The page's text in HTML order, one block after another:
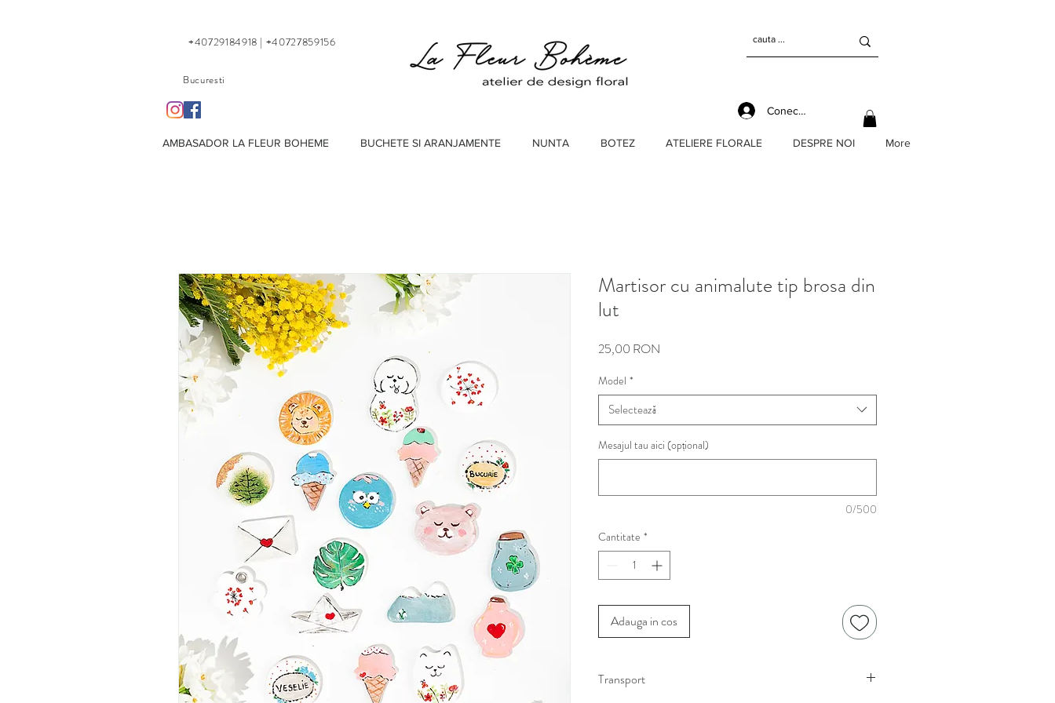
+40729184918 | +40727859156
Bucuresti
Conectează-te
AMBASADOR LA FLEUR BOHEME BUCHETE SI ARANJAMENTE NUNTA BOTEZ ATELIERE FLORALE DESPRE NOI More
Martisor cu animalute tip brosa din
lut
25,00 RON
Model *
Selectează
Mesajul tau aici (opțional)
0/500
Cantitate *
Adauga in cos
Transport